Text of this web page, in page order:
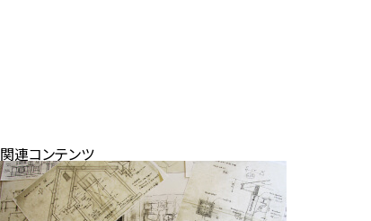
関連コンテンツ